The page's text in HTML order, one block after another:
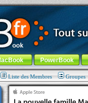
nomade !
général-Aller au
PowerBook
Liste des Membres Groupes